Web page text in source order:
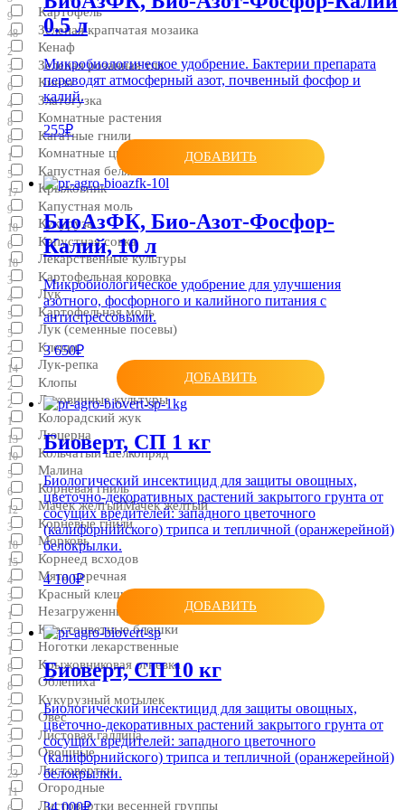
Картофель
48
Кенаф
3
Кинза
4
Комнатные растения
8
Комнатные цветочные растения
5
Крыжовник
9
Кукуруза
6
Лекарственные культуры
3
Лук
5
Лук (семенные посевы)
2
Лук-репка
2
Луковичные культуры
1
Люцерна
10
Малина
6
Мачек желтыйМачек желтый
3
Морковь
15
Мята перечная
3
Незагруженные складские помещения
3
Ноготки лекарственные
8
Облепиха
2
Овес
3
Овощные
23
Огородные
9
Зеленая крапчатая мозаика
2
Зеленая розанная тля
6
Златогузка
8
Кагатные гнили
1
Капустная белянка
17
Капустная моль
18
Капустная совка
18
Картофельная коровка
4
Картофельная моль
5
Клещи
14
Клопы
2
Колорадский жук
13
Кольчатый шелкопряд
5
Корневая гниль
12
Корневые гнили
18
Корнеед всходов
4
Красный клещ
1
Крестоцветные блошки
1
Крыжовниковая огневка
8
Кукурузный мотылек
2
Листовая галлица
3
Листовертки
11
Листовертки весенней группы
0.5 л
Микробиологическое удобрение. Бактерии препарата
переводят атмосферный азот, почвенный фосфор и
калий.
255₽
ДОБАВИТЬ
БиоАзФК, Био-Азот-Фосфор-
Калий, 10 л
Микробиологическое удобрение для улучшения
азотного, фосфорного и калийного питания с
антистрессовыми.
3 650₽
ДОБАВИТЬ
Биоверт, СП 1 кг
Биологический инсектицид для защиты овощных,
цветочно-декоративных растений закрытого грунта от
сосущих вредителей: западного цветочного
(калифорнийского) трипса и тепличной (оранжерейной)
белокрылки.
4 100₽
ДОБАВИТЬ
Биоверт, СП 10 кг
Биологический инсектицид для защиты овощных,
цветочно-декоративных растений закрытого грунта от
сосущих вредителей: западного цветочного
(калифорнийского) трипса и тепличной (оранжерейной)
белокрылки.